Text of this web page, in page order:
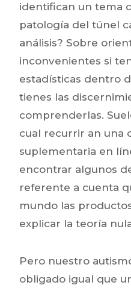
identifican un tema
patologí­a del túnel
análisis? Sobre
inconvenientes si
estadísticas dentro
tienes las
comprenderlas.
cual recurrir an una
suplementaria en
encontrar algunos
referente a cuenta
mundo las
explicar la teoría
Pero nuestro
obligado igual que